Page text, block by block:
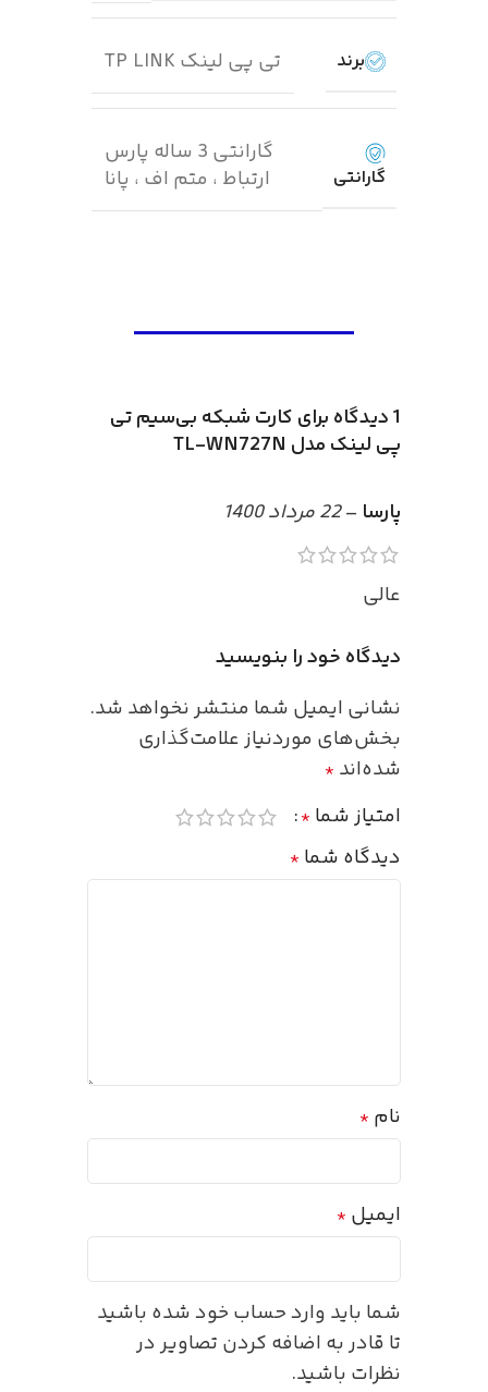
برند تی پی لینک TP LINK
گارانتی
گارانتی 3 ساله پارس
ارتباط ، متم اف ، پانا
1 دیدگاه برای
کارت شبکه بی‌سیم تی
پی لینک مدل TL-WN727N
پارسا –22 مرداد 1400
عالی
دیدگاه خود را بنویسید
نشانی ایمیل شما منتشر نخواهد شد.
بخش‌های موردنیاز علامت‌گذاری
شده‌اند *
امتیاز شما *
دیدگاه شما *
نام *
ایمیل *
شما باید وارد حساب خود شده باشید
تا قادر به اضافه کردن تصاویر در
نظرات باشید.